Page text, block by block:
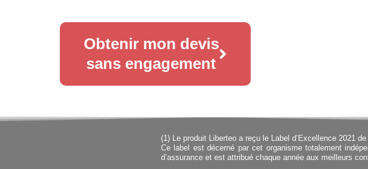
Obtenir mon devis
sans engagement
(1) Le produit Liberteo a reçu le Label d’Excellence 2021
Ce label est décerné par cet organisme totalement
d’assurance et est attribué chaque année aux meilleurs